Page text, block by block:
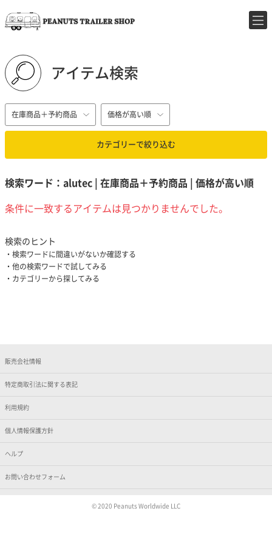
アイテム検索
在庫商品＋予約商品 価格が高い順
カテゴリーで絞り込む
検索ワード：alutec | 在庫商品＋予約商品 | 価格が高い順
条件に一致するアイテムは見つかりませんでした。
検索のヒント
検索ワードに間違いがないか確認する
他の検索ワードで試してみる
カテゴリーから探してみる
販売会社情報
特定商取引法に関する表記
利用規約
個人情報保護方針
ヘルプ
お問い合わせフォーム
© 2020 Peanuts Worldwide LLC